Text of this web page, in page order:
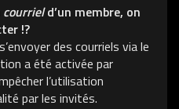
courrield’un membre, on
!?
des courriels via le
a été activée par
l’utilisation
par les invités.